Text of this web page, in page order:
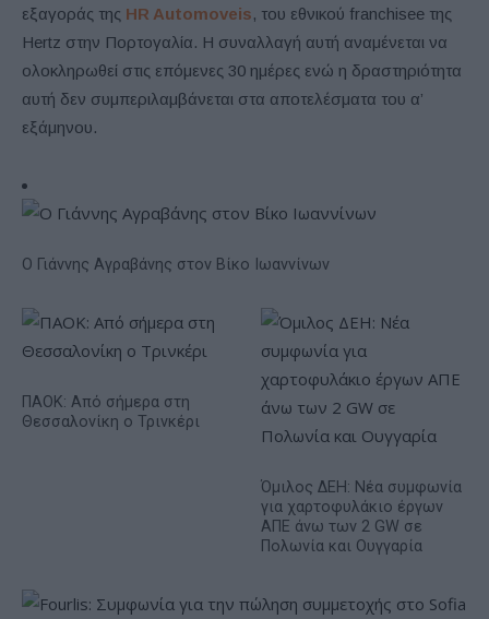
εξαγοράς της HR Automoveis, του εθνικού franchisee της
Hertz στην Πορτογαλία. Η συναλλαγή αυτή αναμένεται να
ολοκληρωθεί στις επόμενες 30 ημέρες ενώ η δραστηριότητα
αυτή δεν συμπεριλαμβάνεται στα αποτελέσματα του α’
εξάμηνου.
Ο Γιάννης Αγραβάνης στον Βίκο Ιωαννίνων
ΠΑΟΚ: Από σήμερα στη
Θεσσαλονίκη ο Τρινκέρι
Όμιλος ΔΕΗ: Νέα συμφωνία
για χαρτοφυλάκιο έργων
ΑΠΕ άνω των 2 GW σε
Πολωνία και Ουγγαρία